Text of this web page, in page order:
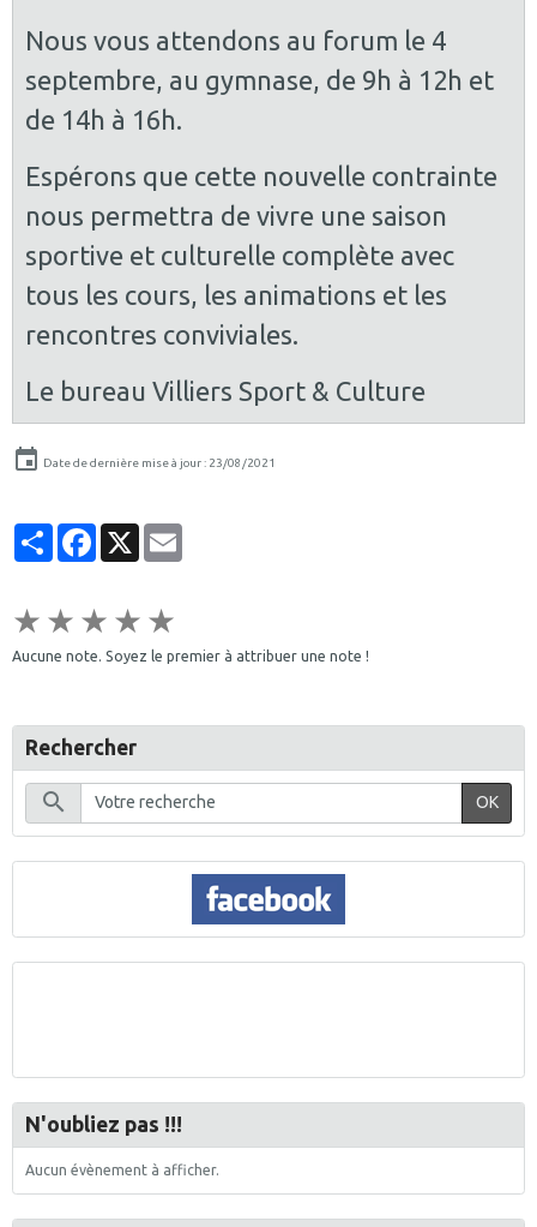
Nous vous attendons au forum le 4
septembre, au gymnase, de 9h à 12h et
de 14h à 16h.
Espérons que cette nouvelle contrainte
nous permettra de vivre une saison
sportive et culturelle complète avec
tous les cours, les animations et les
rencontres conviviales.
Le bureau Villiers Sport & Culture
Date de dernière mise à jour : 23/08/2021
PartagerFacebook
X
★ ★ ★ ★ ★
Aucune note. Soyez le premier à attribuer une note !
Rechercher
OK
N'oubliez pas !!!
Aucun évènement à afficher.